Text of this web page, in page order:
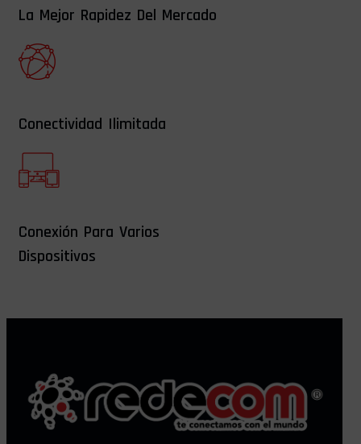
La Mejor Rapidez Del Mercado
Conectividad Ilimitada
Conexión Para Varios
Dispositivos